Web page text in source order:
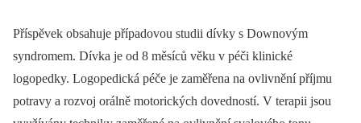
Příspěvek obsahuje případovou studii dívky s Downovým
syndromem. Dívka je od 8 měsíců věku v péči klinické
logopedky. Logopedická péče je zaměřena na ovlivnění příjmu
potravy a rozvoj orálně motorických dovedností. V terapii jsou